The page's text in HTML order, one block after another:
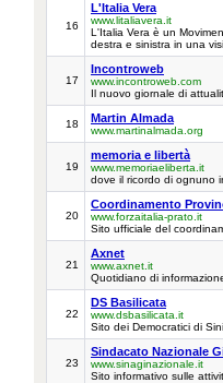
16
L'Italia Vera
www.litaliavera.it
L'Italia Vera è un
destra e sinistra in una
17
Incontroweb
www.incontroweb.com
Il nuovo giornale di
18 Martin Almada
www.martinalmada.org
19
memoria e libertà
www.memoriaeliberta.it
dove il ricordo di ognuno
20
Coordinamento
www.forzaitalia-prato.it
Sito ufficiale del
21
Axnet
www.axnet.it
Quotidiano di
22
DS Basilicata
www.dsbasilicata.it
Sito dei Democratici di
23
Sindacato Nazionale
www.sinaginazionale.it
Sito informativo sulle